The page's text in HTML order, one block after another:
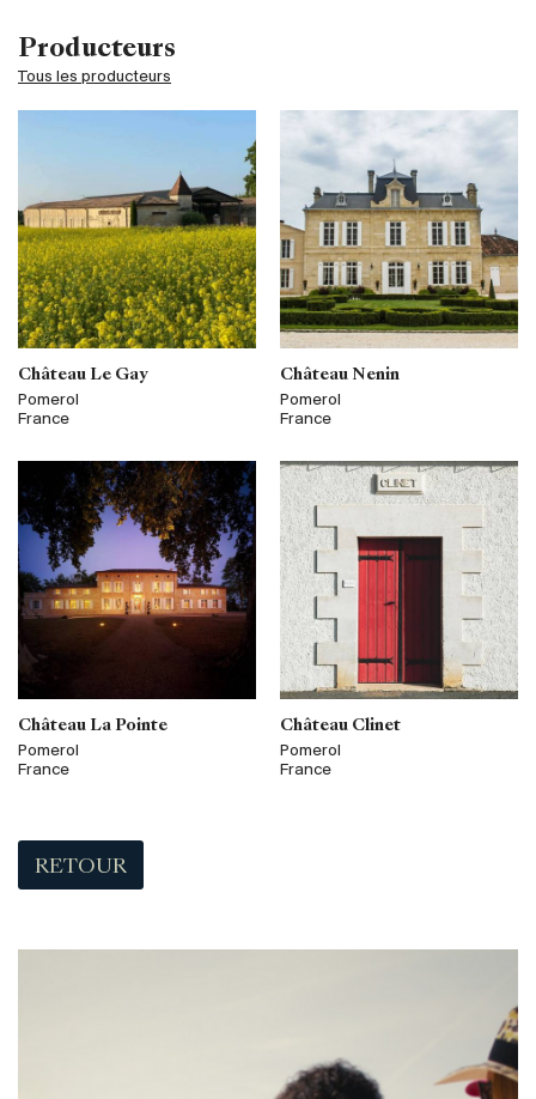
Producteurs
Tous les producteurs
Château Le Gay
Pomerol
France
Château Nenin
Pomerol
France
Château La Pointe
Pomerol
France
Château Clinet
Pomerol
France
RETOUR